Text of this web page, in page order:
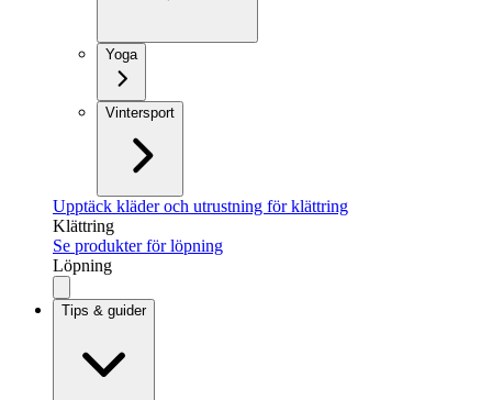
Yoga
Vintersport
Upptäck kläder och utrustning för klättring
Klättring
Se produkter för löpning
Löpning
Tips & guider